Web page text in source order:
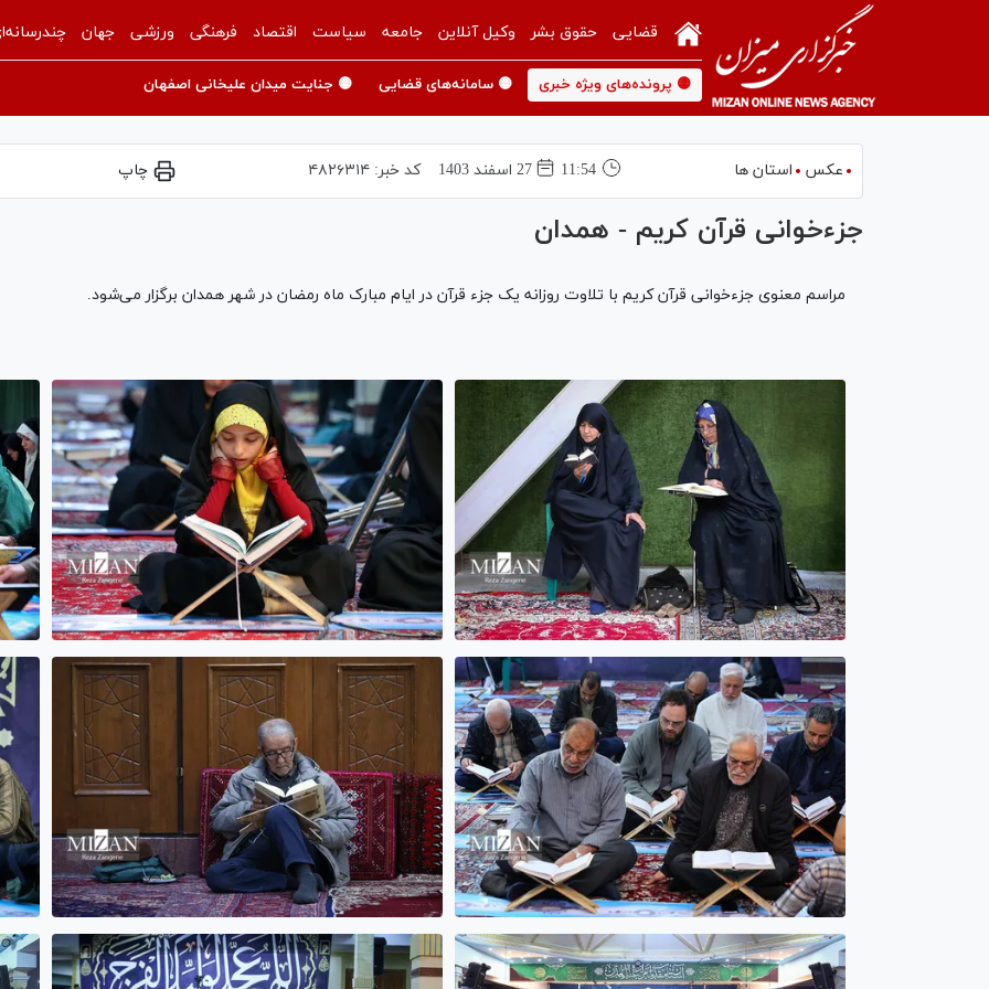
قضایی حقوق بشر وکیل آنلاین جامعه سیاست اقتصاد فرهنگی ورزشی جهان
🟡 پرونده‌های ویژه خبری 🟡 سامانه‌های قضایی 🟡 جنایت میدان علیخانی اصفهان
عکس استان ها 11:54 27 اسفند 1403 کد خبر: ۴۸۲۶۳۱۴ چاپ
جزءخوانی قرآن کریم - همدان
مراسم معنوی جزءخوانی قرآن کریم با تلاوت روزانه یک جزء قرآن در ایام مبارک ماه رمضان در شهر همدان برگزار می‌شود.